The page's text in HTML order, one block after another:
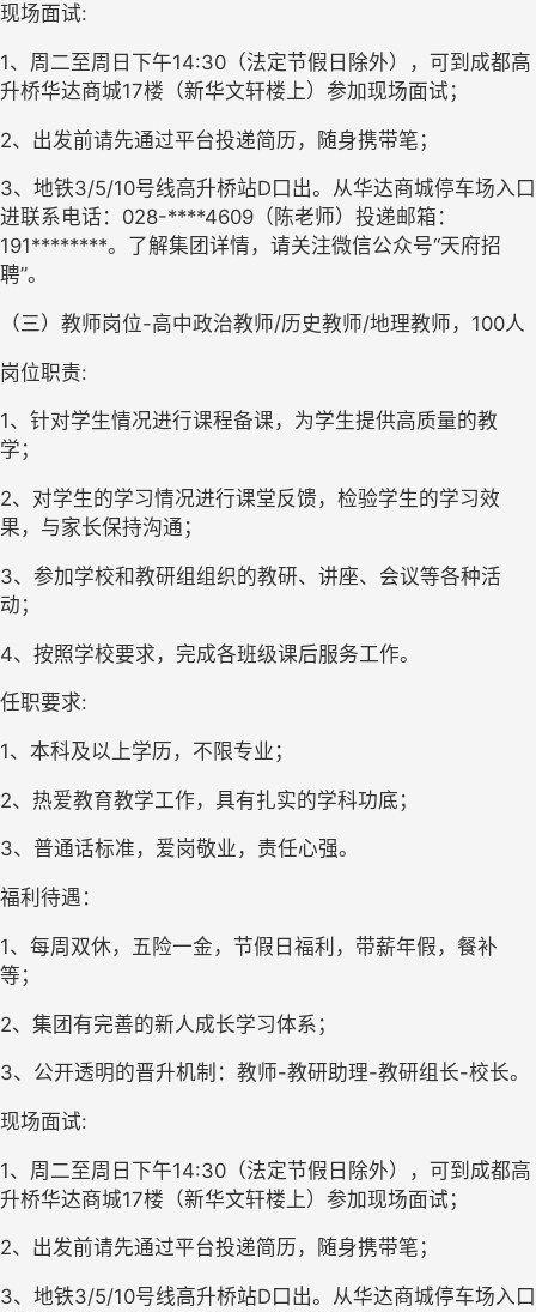
现场面试:
1、周二至周日下午14:30（法定节假日除外），可到成都高
升桥华达商城17楼（新华文轩楼上）参加现场面试；
2、出发前请先通过平台投递简历，随身携带笔；
3、地铁3/5/10号线高升桥站D口出。从华达商城停车场入口
进联系电话：028-****4609（陈老师）投递邮箱：
191********。了解集团详情，请关注微信公众号“天府招
聘”。
（三）教师岗位-高中政治教师/历史教师/地理教师，100人
岗位职责:
1、针对学生情况进行课程备课，为学生提供高质量的教
学；
2、对学生的学习情况进行课堂反馈，检验学生的学习效
果，与家长保持沟通；
3、参加学校和教研组组织的教研、讲座、会议等各种活
动；
4、按照学校要求，完成各班级课后服务工作。
任职要求:
1、本科及以上学历，不限专业；
2、热爱教育教学工作，具有扎实的学科功底；
3、普通话标准，爱岗敬业，责任心强。
福利待遇：
1、每周双休，五险一金，节假日福利，带薪年假，餐补
等；
2、集团有完善的新人成长学习体系；
3、公开透明的晋升机制：教师-教研助理-教研组长-校长。
现场面试:
1、周二至周日下午14:30（法定节假日除外），可到成都高
升桥华达商城17楼（新华文轩楼上）参加现场面试；
2、出发前请先通过平台投递简历，随身携带笔；
3、地铁3/5/10号线高升桥站D口出。从华达商城停车场入口